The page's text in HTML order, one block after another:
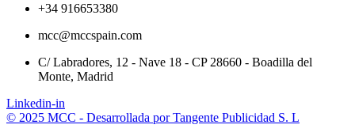
+34 916653380
mcc@mccspain.com
C/ Labradores, 12 - Nave 18 - CP 28660 - Boadilla del
Monte, Madrid
Linkedin-in
© 2025 MCC - Desarrollada por Tangente Publicidad S. L